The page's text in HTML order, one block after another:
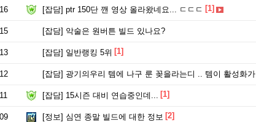
[잡담] ptr 150단 깬 영상 올라왔네요... ㄷㄷㄷ [1]
[잡담] 악술은 원버튼 빌드 있나요?
[잡담] 일반랭킹 5위 [1]
[잡담] 광기의우리 템에 나구 룬 꽂을라는디 .. 템이 활성화가 안되어여
[잡담] 15시즌 대비 연습중인데... [1]
[정보] 심연 종말 빌드에 대한 정보 [2]